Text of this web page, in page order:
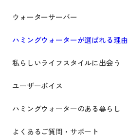
ウォーターサーバー
ハミングウォーターが選ばれる理由
私らしいライフスタイルに出会う
ユーザーボイス
ハミングウォーターのある暮らし
よくあるご質問・サポート